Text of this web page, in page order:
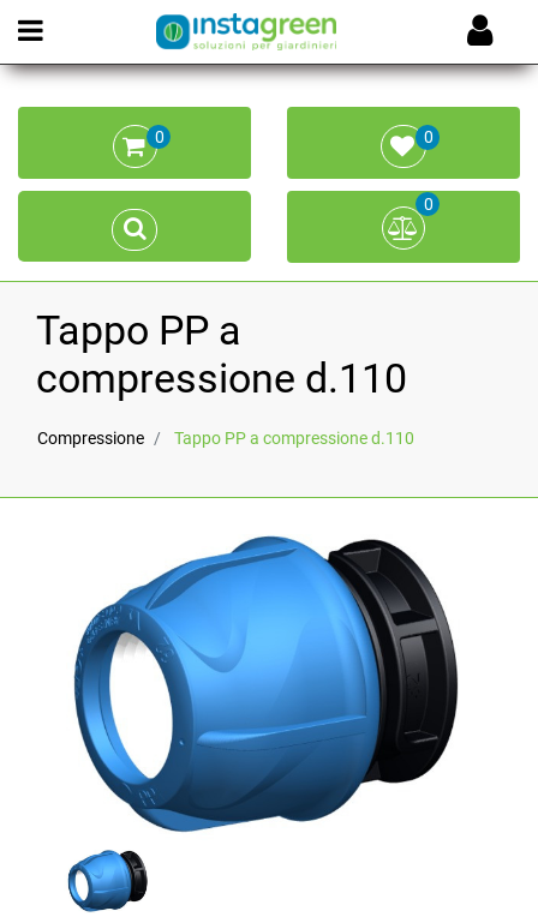
Open menu
0 0
0
Tappo PP a
compressione d.110
Compressione Tappo PP a compressione d.110